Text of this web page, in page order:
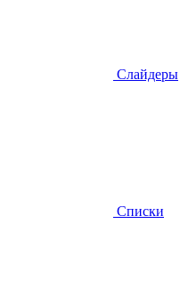
Слайдеры
Списки